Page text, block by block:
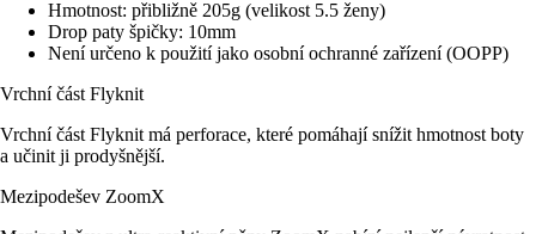
Hmotnost: přibližně 205g (velikost 5.5 ženy)
Drop paty špičky: 10mm
Není určeno k použití jako osobní ochranné zařízení (OOPP)
Vrchní část Flyknit
Vrchní část Flyknit má perforace, které pomáhají snížit hmotnost boty
a učinit ji prodyšnější.
Mezipodešev ZoomX